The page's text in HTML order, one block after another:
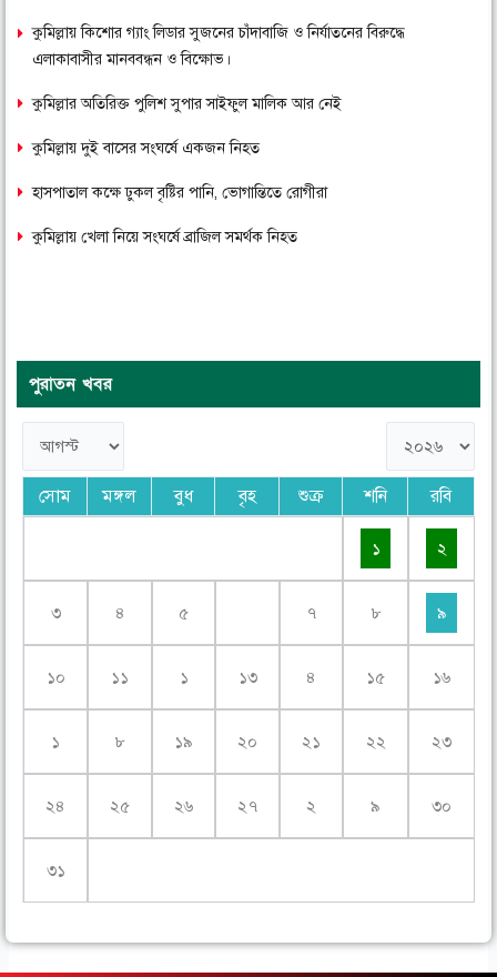
কুমিল্লায় কিশোর গ্যাং লিডার সুজনের চাঁদাবাজি ও নির্যাতনের বিরুদ্ধে
এলাকাবাসীর মানববন্ধন ও বিক্ষোভ।
কুমিল্লার অতিরিক্ত পুলিশ সুপার সাইফুল মালিক আর নেই
কুমিল্লায় দুই বাসের সংঘর্ষে একজন নিহত
হাসপাতাল কক্ষে ঢুকল বৃষ্টির পানি, ভোগান্তিতে রোগীরা
কুমিল্লায় খেলা নিয়ে সংঘর্ষে ব্রাজিল সমর্থক নিহত
পুরাতন খবর
সোম মঙ্গল বুধ বৃহ শুক্র শনি রবি
১ ২
৩ ৪ ৫ ৭ ৮ ৯
১০ ১১ ১ ১৩ ৪ ১৫ ১৬
১ ৮ ১৯ ২০ ২১ ২২ ২৩
২৪ ২৫ ২৬ ২৭ ২ ৯ ৩০
৩১